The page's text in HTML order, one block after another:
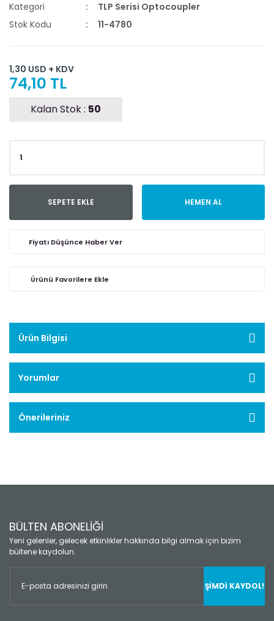
Kategori
TLP Serisi Optocoupler
Stok Kodu
11-4780
1,30 USD + KDV
74,10 TL
Kalan Stok : 50
SEPETE EKLE HEMEN AL
Fiyatı Düşünce Haber Ver
Ürün Bilgisi
Yorumlar
Önerileriniz
BÜLTEN ABONELİĞİ
Yeni gelenler, gelecek etkinlikler hakkında bilgi almak için bizim
bültene kaydolun.
ŞİMDİ KAYDOL!